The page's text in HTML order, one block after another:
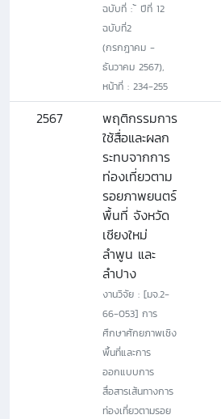
ฉบับที่ : ้ ปีที่ 12
ฉบับที่2
(กรกฎาคม -
ธันวาคม 2567),
หน้าที่ : 234-255
2567
พฤติกรรมการ
ใช้สื่อและผลก
ระทบจากการ
ท่องเที่ยวตาม
รอยภาพยนตร์
พื้นที่ จังหวัด
เชียงใหม่
ลำพูน และ
ลำปาง
งานวิจัย : [มจ.2-
66-053] การ
ศึกษาศักยภาพเชิง
พื้นที่และการ
ออกแบบการ
สื่อสารเส้นทางการ
ท่องเที่ยวตามรอย